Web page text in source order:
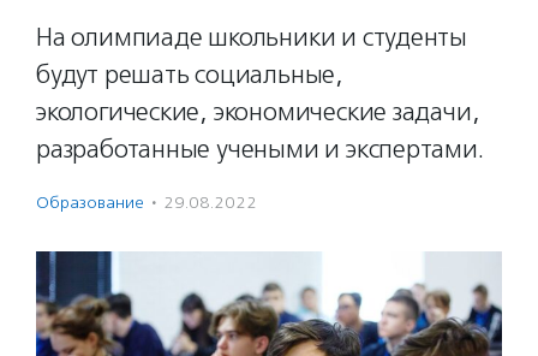
На олимпиаде школьники и студенты
будут решать социальные,
экологические, экономические задачи,
разработанные учеными и экспертами.
Образование · 29.08.2022